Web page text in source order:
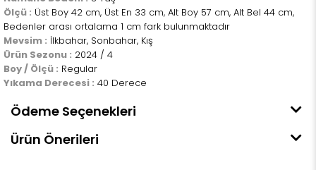
Ölçü : Üst Boy 42 cm, Üst En 33 cm, Alt Boy 57 cm, Alt Bel 44 cm,
Bedenler arası ortalama 1 cm fark bulunmaktadır
Mevsim : İlkbahar, Sonbahar, Kış
Ürün Sezonu : 2024 / 4
Boy / Ölçü : Regular
Yıkama Derecesi : 40 Derece
Ödeme Seçenekleri
Ürün Önerileri